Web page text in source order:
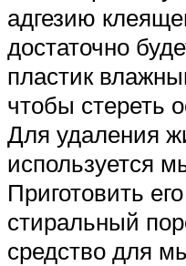
адгезию
достаточно
пластик
чтобы стереть
Для удаления
используется
Приготовить
стиральный
средство для